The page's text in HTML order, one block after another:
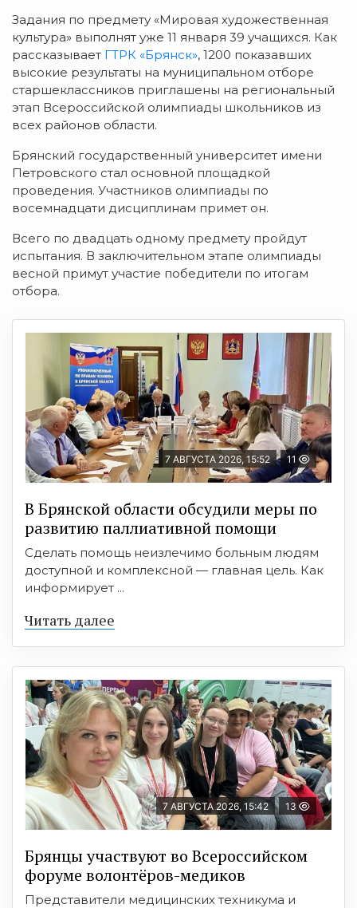
Задания по предмету «Мировая художественная
культура» выполнят уже 11 января 39 учащихся. Как
рассказывает ГТРК «Брянск», 1200 показавших
высокие результаты на муниципальном отборе
старшеклассников приглашены на региональный
этап Всероссийской олимпиады школьников из
всех районов области.
Брянский государственный университет имени
Петровского стал основной площадкой
проведения. Участников олимпиады по
восемнадцати дисциплинам примет он.
Всего по двадцать одному предмету пройдут
испытания. В заключительном этапе олимпиады
весной примут участие победители по итогам
отбора.
7 АВГУСТА 2026, 15:52 11
В Брянской области обсудили меры по
развитию паллиативной помощи
Сделать помощь неизлечимо больным людям
доступной и комплексной — главная цель. Как
информирует ...
Читать далее
7 АВГУСТА 2026, 15:42 13
Брянцы участвуют во Всероссийском
форуме волонтёров-медиков
Представители медицинских техникума и